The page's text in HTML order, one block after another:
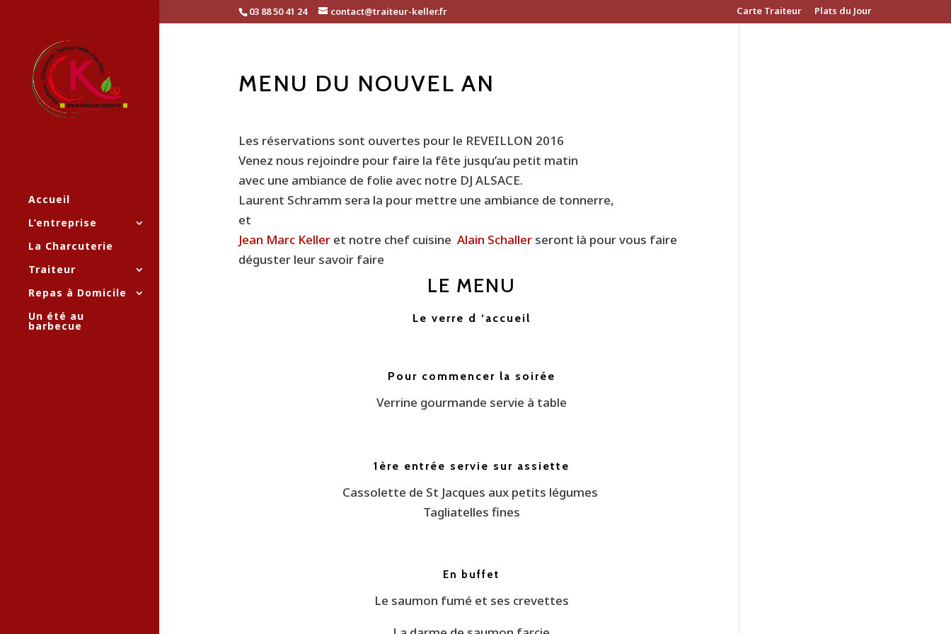
03 88 50 41 24 contact@traiteur-keller.fr Carte Traiteur Plats du Jour
Accueil
L’entreprise
La Charcuterie
Traiteur
Repas à Domicile
Un été au
barbecue
MENU DU NOUVEL AN
Les réservations sont ouvertes pour le REVEILLON 2016
Venez nous rejoindre pour faire la fête jusqu’au petit matin
avec une ambiance de folie avec notre DJ ALSACE.
Laurent Schramm sera la pour mettre une ambiance de tonnerre,
et
Jean Marc Kelleret notre chef cuisine Alain Schallerseront là pour vous faire
déguster leur savoir faire
LE MENU
Le verre d ‘accueil
Pour commencer la soirée
Verrine gourmande servie à table
1ère entrée servie sur assiette
Cassolette de St Jacques aux petits légumes
Tagliatelles fines
En buffet
Le saumon fumé et ses crevettes